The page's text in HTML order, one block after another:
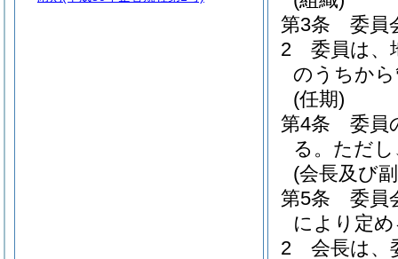
第3条
委員
2
委員は、
のうちか
(任期)
第4条
委員
る。 ただ
(会長及び
第5条
委員
により定
2
会長は、